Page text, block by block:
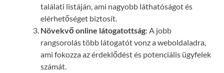
találati listáján, ami nagyobb láthatóságot és
elérhetőséget biztosít.
Növekvő online látogatottság: A jobb
rangsorolás több látogatót vonz a weboldaladra,
ami fokozza az érdeklődést és potenciális ügyfelek
számát.